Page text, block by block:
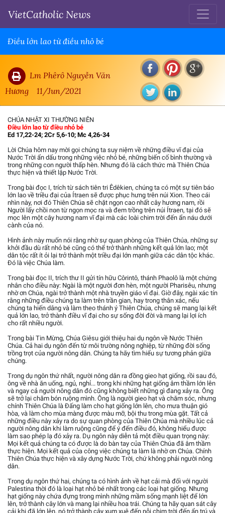
VietCatholic News
Điều lớn lao từ điều nhỏ bé
Lm Phêrô Nguyễn Văn
Hương
11/Jun/2021
CHÚA NHẬT XI THƯỜNG NIÊN
Điều lớn lao từ điều nhỏ bé
Ed 17,22-24; 2Cr 5,6-10; Mc 4,26-34
Lời Chúa hôm nay mời gọi chúng ta suy niệm về những điều vĩ đại của
Nước Trời ẩn dấu trong những việc nhỏ bé, những biến cố bình thường và
trong những con người thấp hèn. Nhưng đó là cách thức mà Thiên Chúa
thực hiện và thiết lập Nước Trời.
Trong bài đọc I, trích từ sách tiên tri Êdêkien, chúng ta có một sự tiên báo
lớn lao về triều đại của Ítraen sẽ được phục hưng trên núi Xion. Theo cái
nhìn này, nơi đó Thiên Chúa sẽ chặt ngọn cao nhất cây hương nam, rồi
Người lấy chồi non từ ngọn mọc ra và đem trồng trên núi Ítraen, tại đó sẽ
mọc lên một cây hương nam vĩ đại mà các loài chim trời đến ẩn náu dưới
cành của nó.
Hình ảnh này muốn nói rằng nhờ sự quan phòng của Thiên Chúa, những sự
khởi đầu dù rất nhỏ bé cũng có thể trở thành những kết quả lớn lao; một
dân tộc rất ít ỏi lại trở thành một triều đại lớn mạnh giữa các dân tộc khác.
Đó là việc Chúa làm.
Trong bài đọc II, trích thư II gửi tín hữu Côrintô, thánh Phaolô là một chứng
nhân cho điều này: Ngài là một người đơn hèn, một người Pharisêu, nhưng
nhờ ơn Chúa, ngài trở thành một nhà truyền giáo vĩ đại. Giờ đây, ngài xác tín
rằng những điều chúng ta làm trên trần gian, hay trong thân xác, nếu
chúng ta hiến dâng và làm theo thánh ý Thiên Chúa, chúng sẽ mang lại kết
quả lớn lao, trở thành điều vĩ đại cho sự sống đời đời và mang lại lợi ích
cho rất nhiều người.
Trong bài Tin Mừng, Chúa Giêsu giới thiệu hai dụ ngôn về Nước Thiên
Chúa. Cả hai dụ ngôn đến từ môi trường nông nghiệp, từ những đời sống
trồng trọt của người nông dân. Chúng ta hãy tìm hiểu sự tương phản giữa
chúng.
Trong dụ ngôn thứ nhất, người nông dân ra đồng gieo hạt giống, rồi sau đó,
ông về nhà ăn uống, ngủ, nghỉ... trong khi những hạt giống âm thầm lớn lên
và ngay cả người nông dân đó cũng không biết những gì đang xảy ra. Ông
sẽ trở lại chăm bón ruộng mình. Ông là người gieo hạt và chăm sóc, nhưng
chính Thiên Chúa là Đấng làm cho hạt giống lớn lên, cho mưa thuận gió
hòa, và làm cho mùa màng được màu mỡ, bội thu trong mùa gặt. Tất cả
những điều này xảy ra do sự quan phòng của Thiên Chúa mà nhiều lúc cả
người nông dân khi làm ruộng cũng để ý đến điều đó, không hiểu được
làm sao phép lạ đó xảy ra. Dụ ngôn này diễn tả một điều quan trọng này:
Mọi kết quả chúng ta có được là do bàn tay của Thiên Chúa đã âm thầm
thực hiện. Mọi kết quả của công việc chúng ta làm là nhờ ơn Chúa. Chính
Thiên Chúa thực hiện và xây dựng Nước Trời, chứ không phải người nông
dân.
Trong dụ ngôn thứ hai, chúng ta có hình ảnh về hạt cải mà đối với người
Palestina thời đó là loại hạt nhỏ bé nhất trong các loại hạt giống. Nhưng
hạt giống này chứa đựng trong mình những mầm sống mạnh liệt để lớn
lên, trở thành cây lớn và mang lại nhiều hoa trái. Chúng ta hãy quan sát cây
cải khi đã lớn lên, nó trở thành cây xum xuê đến nỗi chim trời đến ẩn trú và